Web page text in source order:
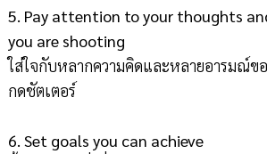
5. Pay attention to your thoughts
you are shooting
ใส่ใจกับหลากความคิดและหลายอารมณ์ข
กดชัตเตอร์
6. Set goals you can achieve